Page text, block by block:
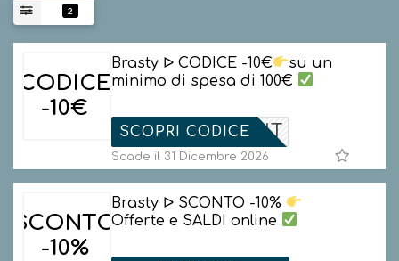
2
CODICE
-10€
Brasty ᐅ CODICE -10€
su un
minimo di spesa di 100€
ELCOMEIT
SCOPRI CODICE
Scade il 31 Dicembre 2026
SCONTO
-10%
Brasty ᐅ SCONTO -10%
Offerte e SALDI online